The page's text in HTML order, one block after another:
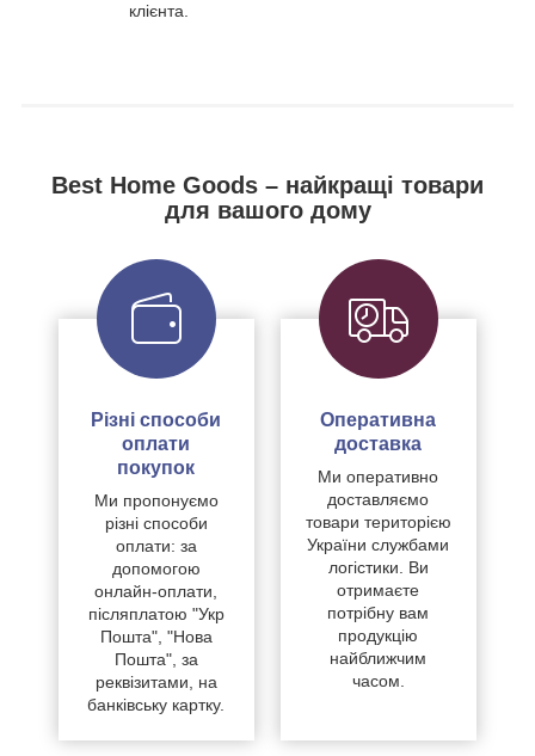
клієнта.
Best Home Goods – найкращі товари
для вашого дому
Різні способи
оплати
покупок
Ми пропонуємо
різні способи
оплати: за
допомогою
онлайн-оплати,
післяплатою "Укр
Пошта", "Нова
Пошта", за
реквізитами, на
банківську картку.
Оперативна
доставка
Ми оперативно
доставляємо
товари територією
України службами
логістики. Ви
отримаєте
потрібну вам
продукцію
найближчим
часом.